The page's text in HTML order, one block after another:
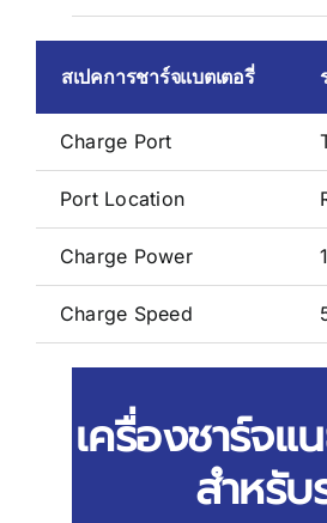
สเปคการชาร์จแบตเตอรี่
Charge Port
Port Location
Charge Power
Charge Speed
เครื่องชาร์จแ
สำหรับ